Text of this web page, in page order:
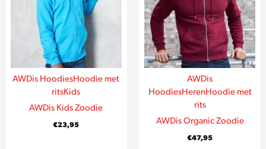
AWDis HoodiesHoodie met
ritsKids
AWDis Kids Zoodie
€23,95
AWDis
HoodiesHerenHoodie met
rits
AWDis Organic Zoodie
€47,95